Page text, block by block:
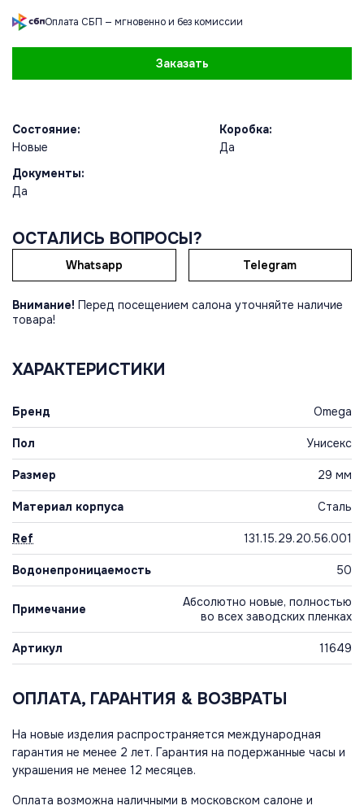
Оплата СБП — мгновенно и без комиссии
Заказать
Состояние:
Новые
Коробка:
Да
Документы:
Да
ОСТАЛИСЬ ВОПРОСЫ?
Whatsapp Telegram
Внимание! Перед посещением салона уточняйте наличие
товара!
ХАРАКТЕРИСТИКИ
Бренд Omega
Пол Унисекс
Размер 29 мм
Материал корпуса Сталь
Ref 131.15.29.20.56.001
Водонепроницаемость 50
Примечание
Абсолютно новые, полностью
во всех заводских пленках
Артикул 11649
ОПЛАТА, ГАРАНТИЯ & ВОЗВРАТЫ
На новые изделия распространяется международная
гарантия не менее 2 лет. Гарантия на подержанные часы и
украшения не менее 12 месяцев.
Оплата возможна наличными в московском салоне и